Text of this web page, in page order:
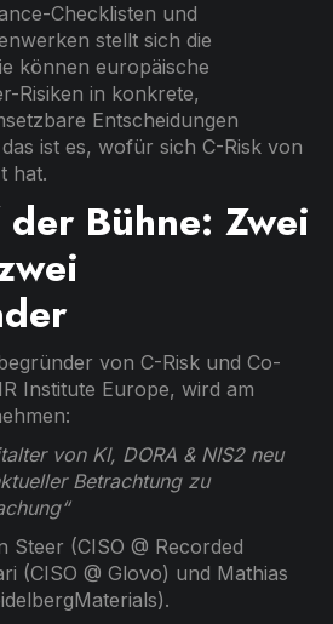
Checklisten und
stellt sich die
können europäische
Risiken in konkrete,
Entscheidungen
ist es, wofür sich C-Risk von
hat.
Bühne: Zwei
von C-Risk und Co-
Institute Europe, wird am
von KI, DORA & NIS2 neu
Betrachtung zu
Steer (CISO @ Recorded
(CISO @ Glovo) und Mathias